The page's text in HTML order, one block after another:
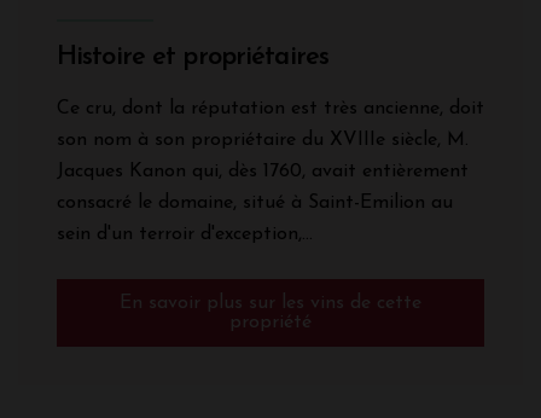
Histoire et propriétaires
Ce cru, dont la réputation est très ancienne, doit
son nom à son propriétaire du XVIIIe siècle, M.
Jacques Kanon qui, dès 1760, avait entièrement
consacré le domaine, situé à Saint-Emilion au
sein d'un terroir d'exception,...
En savoir plus sur les vins de cette
propriété